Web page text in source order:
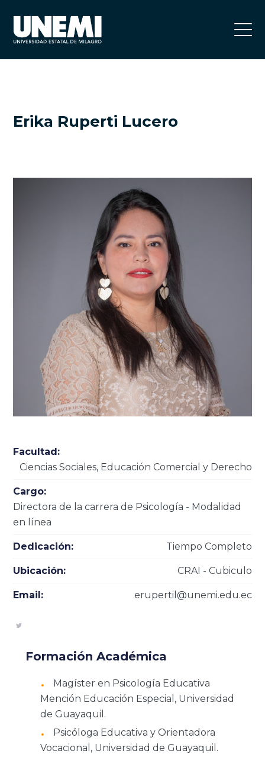
Erika Ruperti Lucero
Facultad:
Ciencias Sociales, Educación Comercial y Derecho
Cargo:
Directora de la carrera de Psicología - Modalidad
en línea
Dedicación: Tiempo Completo
Ubicación: CRAI - Cubiculo
Email: erupertil@unemi.edu.ec
Formación Académica
Magíster en Psicología Educativa
Mención Educación Especial, Universidad
de Guayaquil.
Psicóloga Educativa y Orientadora
Vocacional, Universidad de Guayaquil.